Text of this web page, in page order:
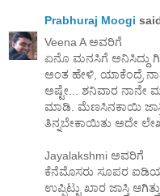
Prabhuraj Moogi
Veena A ಅವರಿಗೆ
ಏನೊ ಮನಸಿಗೆ ಅನಿಸಿದ್ದು
ಅಂತ ಹೇಳಿ, ಯಾಕೆಂದ್ರೆ
ಅಷ್ಟೇ... ಶನಿವಾರ ನಾನೇ
ಮಾಡಿ. ಮೆಣಸಿನಕಾಯಿ
ತಿನ್ನಬೇಕಾಯಿತು ಅದೇ
Jayalakshmi ಅವರಿಗೆ
ಕೆನೆಮೊಸರು ಸೂಪರ ಐಡಿಯಾ,
ಉಪ್ಪಿಟ್ಟು ಖಾರ ಜಾಸ್ತಿ